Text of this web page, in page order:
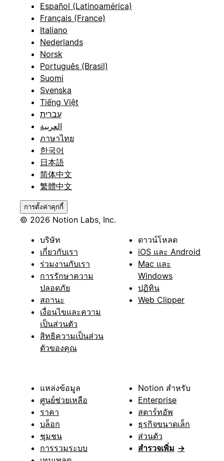
Español (Latinoamérica)
Français (France)
Italiano
Nederlands
Norsk
Português (Brasil)
Suomi
Svenska
Tiếng Việt
עברית
العربية
ภาษาไทย
한국어
日本語
简体中文
繁體中文
การตั้งค่าคุกกี้
© 2026 Notion Labs, Inc.
บริษัท
เกี่ยวกับเรา
ร่วมงานกับเรา
การรักษาความ
ปลอดภัย
สถานะ
เงื่อนไขและความ
เป็นส่วนตัว
สิทธิความเป็นส่วน
ตัวของคุณ
ดาวน์โหลด
iOS และ Android
Mac และ
Windows
ปฏิทิน
Web Clipper
แหล่งข้อมูล
ศูนย์ช่วยเหลือ
ราคา
บล็อก
ชุมชน
การรวมระบบ
Notion สำหรับ
Enterprise
สตาร์ทอัพ
ธุรกิจขนาดเล็ก
ส่วนตัว
สำรวจเพิ่ม →